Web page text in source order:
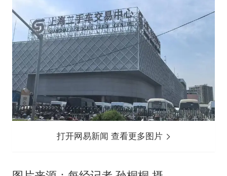
打开网易新闻 查看更多图片